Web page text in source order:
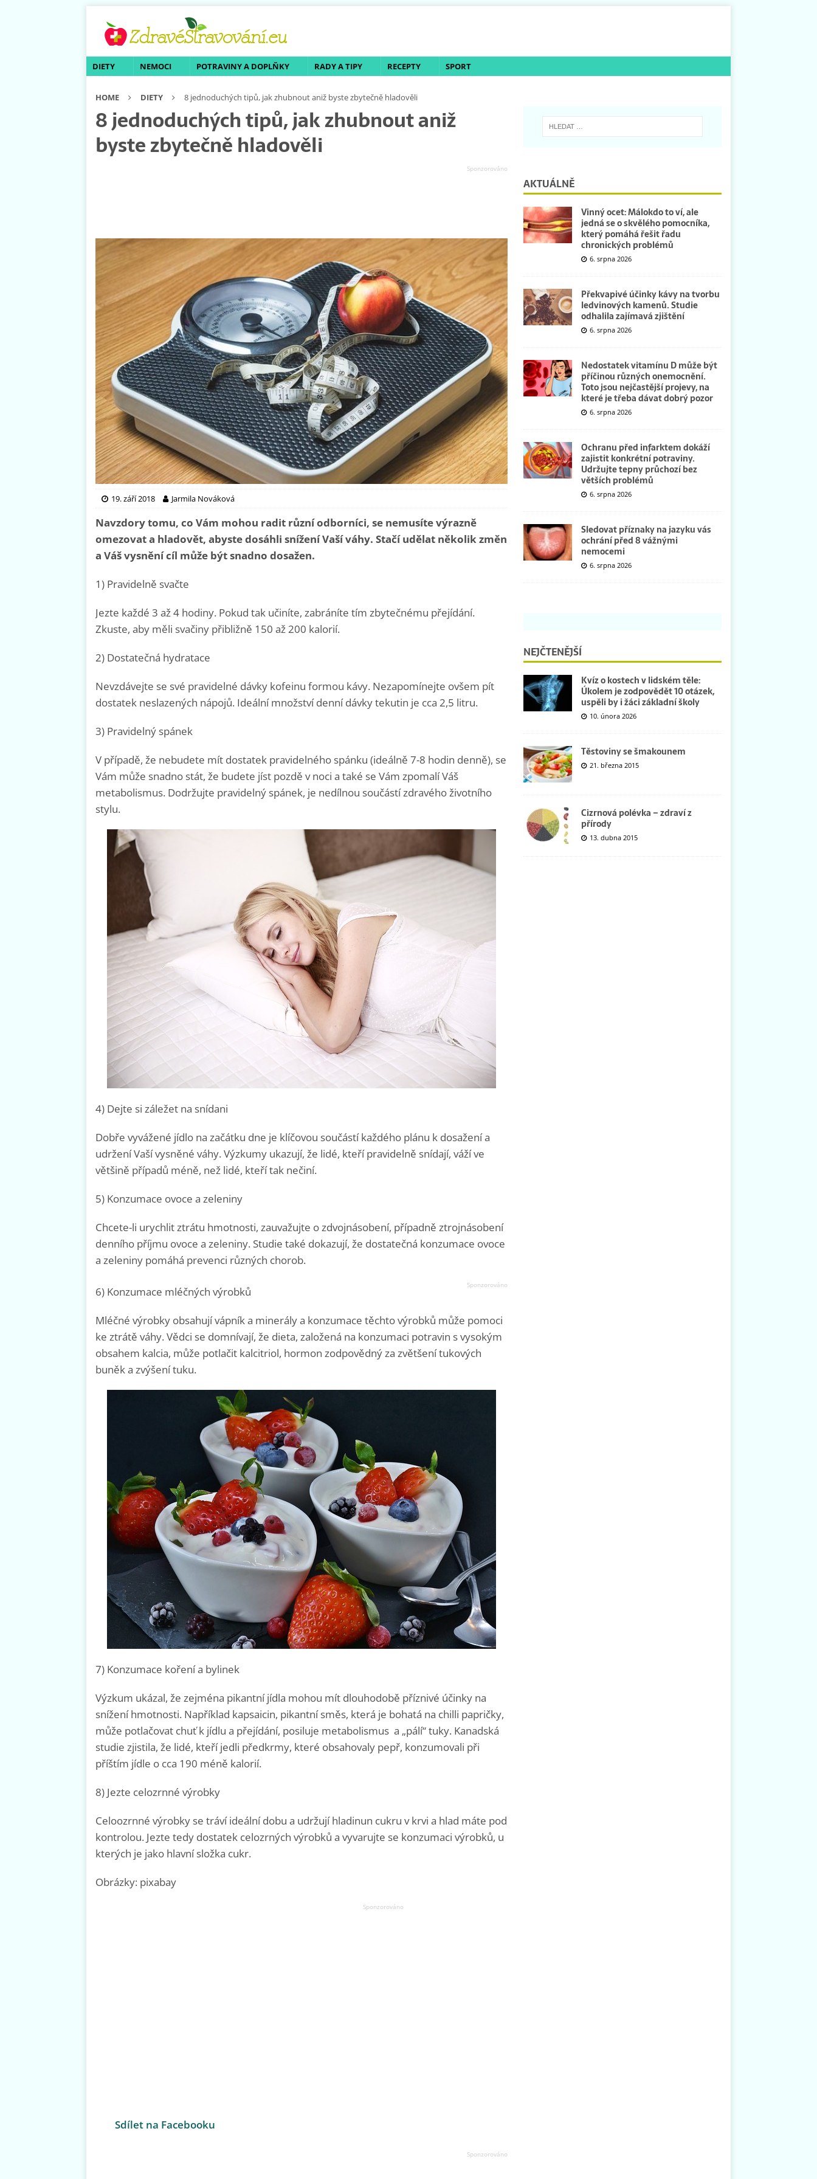
DIETY NEMOCI POTRAVINY A DOPLŇKY RADY A TIPY RECEPTY SPORT
HOME DIETY 8 jednoduchých tipů, jak zhubnout aniž byste zbytečně hladověli
8 jednoduchých tipů, jak zhubnout aniž
byste zbytečně hladověli
19. září 2018 Jarmila Nováková
Navzdory tomu, co Vám mohou radit různí odborníci, se nemusíte výrazně
omezovat a hladovět, abyste dosáhli snížení Vaší váhy. Stačí udělat několik změn
a Váš vysnění cíl může být snadno dosažen.
1) Pravidelně svačte
Jezte každé 3 až 4 hodiny. Pokud tak učiníte, zabráníte tím zbytečnému přejídání.
Zkuste, aby měli svačiny přibližně 150 až 200 kalorií.
2) Dostatečná hydratace
Nevzdávejte se své pravidelné dávky kofeinu formou kávy. Nezapomínejte ovšem pít
dostatek neslazených nápojů. Ideální množství denní dávky tekutin je cca 2,5 litru.
3) Pravidelný spánek
V případě, že nebudete mít dostatek pravidelného spánku (ideálně 7-8 hodin denně), se
Vám může snadno stát, že budete jíst pozdě v noci a také se Vám zpomalí Váš
metabolismus. Dodržujte pravidelný spánek, je nedílnou součástí zdravého životního
stylu.
4) Dejte si záležet na snídani
Dobře vyvážené jídlo na začátku dne je klíčovou součástí každého plánu k dosažení a
udržení Vaší vysněné váhy. Výzkumy ukazují, že lidé, kteří pravidelně snídají, váží ve
většině případů méně, než lidé, kteří tak nečiní.
5) Konzumace ovoce a zeleniny
Chcete-li urychlit ztrátu hmotnosti, zauvažujte o zdvojnásobení, případně ztrojnásobení
denního příjmu ovoce a zeleniny. Studie také dokazují, že dostatečná konzumace ovoce
a zeleniny pomáhá prevenci různých chorob.
6) Konzumace mléčných výrobků
Mléčné výrobky obsahují vápník a minerály a konzumace těchto výrobků může pomoci
ke ztrátě váhy. Vědci se domnívají, že dieta, založená na konzumaci potravin s vysokým
obsahem kalcia, může potlačit kalcitriol, hormon zodpovědný za zvětšení tukových
buněk a zvýšení tuku.
7) Konzumace koření a bylinek
Výzkum ukázal, že zejména pikantní jídla mohou mít dlouhodobě příznivé účinky na
snížení hmotnosti. Například kapsaicin, pikantní směs, která je bohatá na chilli papričky,
může potlačovat chuť k jídlu a přejídání, posiluje metabolismus a „pálí“ tuky. Kanadská
studie zjistila, že lidé, kteří jedli předkrmy, které obsahovaly pepř, konzumovali při
příštím jídle o cca 190 méně kalorií.
8) Jezte celozrnné výrobky
Celoozrnné výrobky se tráví ideální dobu a udržují hladinun cukru v krvi a hlad máte pod
kontrolou. Jezte tedy dostatek celozrných výrobků a vyvarujte se konzumaci výrobků, u
kterých je jako hlavní složka cukr.
Obrázky: pixabay
Sdílet na Facebooku
AKTUÁLNĚ
Vinný ocet: Málokdo to ví, ale
jedná se o skvělého pomocníka,
který pomáhá řešit řadu
chronických problémů
6. srpna 2026
Překvapivé účinky kávy na tvorbu
ledvinových kamenů. Studie
odhalila zajímavá zjištění
6. srpna 2026
Nedostatek vitamínu D může být
příčinou různých onemocnění.
Toto jsou nejčastější projevy, na
které je třeba dávat dobrý pozor
6. srpna 2026
Ochranu před infarktem dokáží
zajistit konkrétní potraviny.
Udržujte tepny průchozí bez
větších problémů
6. srpna 2026
Sledovat příznaky na jazyku vás
ochrání před 8 vážnými
nemocemi
6. srpna 2026
NEJČTENĚJŠÍ
Kvíz o kostech v lidském těle:
Úkolem je zodpovědět 10 otázek,
uspěli by i žáci základní školy
10. února 2026
Těstoviny se šmakounem
21. března 2015
Cizrnová polévka – zdraví z
přírody
13. dubna 2015